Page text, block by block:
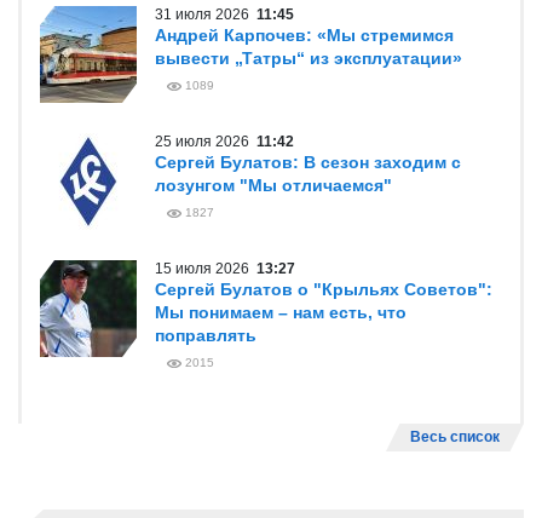
31 июля 2026 11:45
Андрей Карпочев: «Мы стремимся
вывести „Татры“ из эксплуатации»
1089
25 июля 2026 11:42
Сергей Булатов: В сезон заходим с
лозунгом "Мы отличаемся"
1827
15 июля 2026 13:27
Сергей Булатов о "Крыльях Советов":
Мы понимаем – нам есть, что
поправлять
2015
Весь список